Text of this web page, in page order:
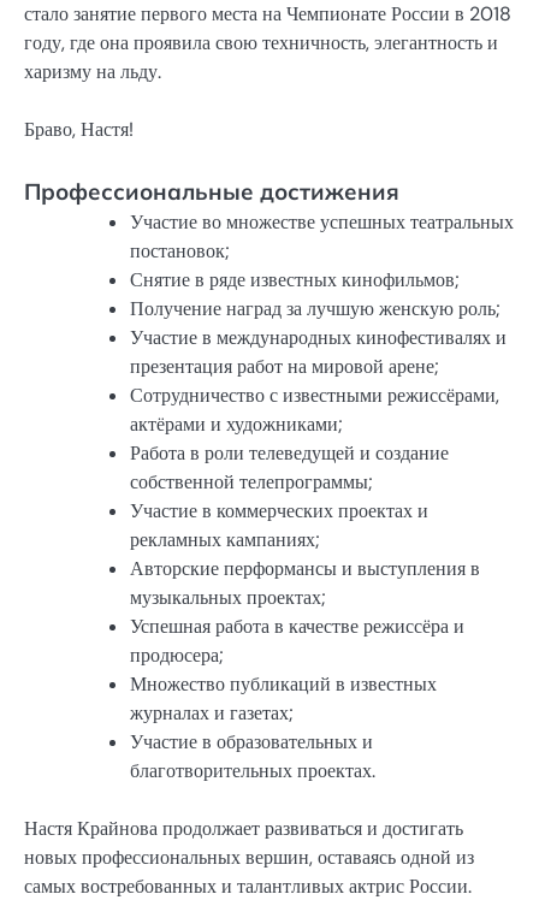
стало занятие первого места на Чемпионате России в 2018
году, где она проявила свою техничность, элегантность и
харизму на льду.
Браво, Настя!
Профессиональные достижения
Участие во множестве успешных театральных
постановок;
Снятие в ряде известных кинофильмов;
Получение наград за лучшую женскую роль;
Участие в международных кинофестивалях и
презентация работ на мировой арене;
Сотрудничество с известными режиссёрами,
актёрами и художниками;
Работа в роли телеведущей и создание
собственной телепрограммы;
Участие в коммерческих проектах и
рекламных кампаниях;
Авторские перформансы и выступления в
музыкальных проектах;
Успешная работа в качестве режиссёра и
продюсера;
Множество публикаций в известных
журналах и газетах;
Участие в образовательных и
благотворительных проектах.
Настя Крайнова продолжает развиваться и достигать
новых профессиональных вершин, оставаясь одной из
самых востребованных и талантливых актрис России.